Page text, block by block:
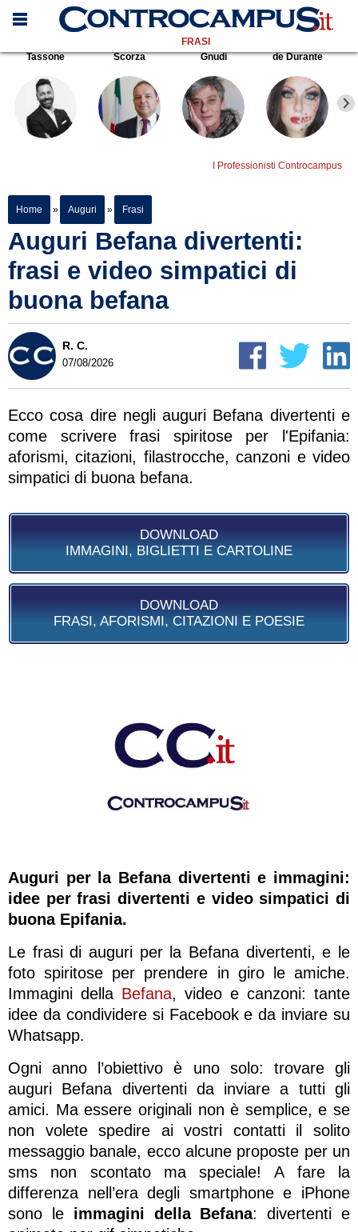
FRASI
Tassone
Scorza Gnudi de Durante
I Professionisti Controcampus
Home » Auguri » Frasi
Auguri Befana divertenti:
frasi e video simpatici di
buona befana
R. C.
07/08/2026
Ecco cosa dire negli auguri Befana divertenti e
come scrivere frasi spiritose per l'Epifania:
aforismi, citazioni, filastrocche, canzoni e video
simpatici di buona befana.
DOWNLOAD
IMMAGINI, BIGLIETTI E CARTOLINE
DOWNLOAD
FRASI, AFORISMI, CITAZIONI E POESIE
Auguri per la Befana divertenti e immagini:
idee per frasi divertenti e video simpatici di
buona Epifania.
Le frasi di auguri per la Befana divertenti, e le
foto spiritose per prendere in giro le amiche.
Immagini della Befana, video e canzoni: tante
idee da condividere si Facebook e da inviare su
Whatsapp.
Ogni anno l’obiettivo è uno solo: trovare gli
auguri Befana divertenti da inviare a tutti gli
amici. Ma essere originali non è semplice, e se
non volete spedire ai vostri contatti il solito
messaggio banale, ecco alcune proposte per un
sms non scontato ma speciale! A fare la
differenza nell’era degli smartphone e iPhone
sono le immagini della Befana: divertenti e